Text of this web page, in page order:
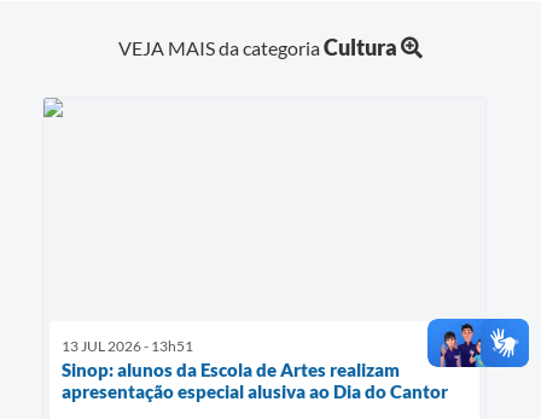
VEJA MAIS da categoriaCultura
13 JUL 2026 - 13h51
Sinop: alunos da Escola de Artes realizam
apresentação especial alusiva ao Dia do Cantor